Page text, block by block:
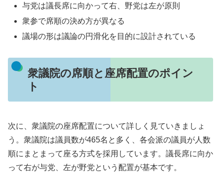
与党は議長席に向かって右、野党は左が原則
衆参で席順の決め方が異なる
議場の形は議論の円滑化を目的に設計されている
衆議院の席順と座席配置のポイン
ト
次に、衆議院の座席配置について詳しく見ていきましょ
う。衆議院は議員数が465名と多く、各会派の議員が人数
順にまとまって座る方式を採用しています。議長席に向か
って右が与党、左が野党という配置が基本です。